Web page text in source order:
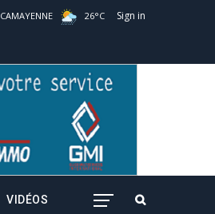
CAMAYENNE 26°C Sign in
VIDÉOS